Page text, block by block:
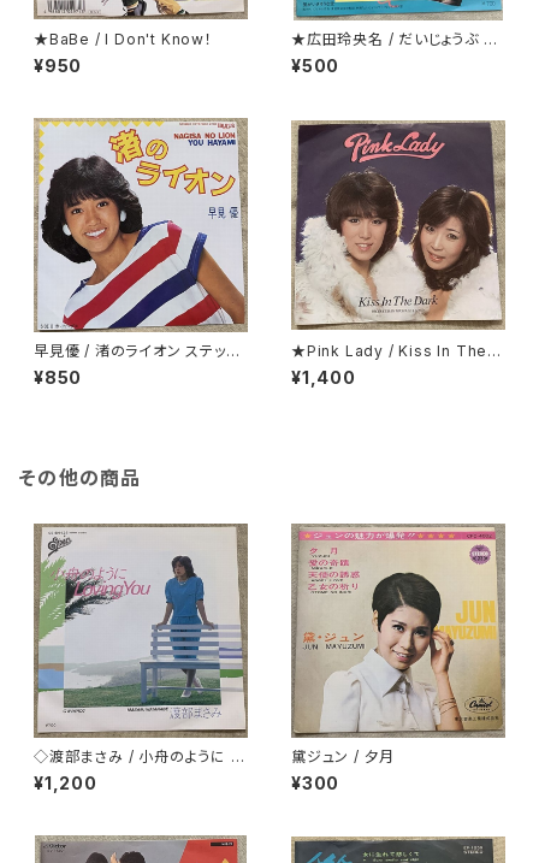
★BaBe / I Don't Know！
¥950
★広田玲央名 / だいじょうぶ マ
イ・フレンド
¥500
早見優 / 渚のライオン ステッカ
ー・シート付
¥850
★Pink Lady / Kiss In The D
ark 折り返し歌詞カード付
¥1,400
その他の商品
◇渡部まさみ / 小舟のように L
oving You
¥1,200
黛ジュン / 夕月
¥300